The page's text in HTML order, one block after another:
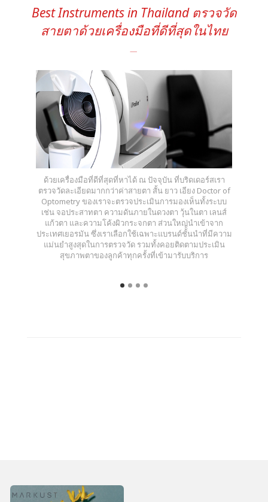
Best Instruments in Thailand ตรวจวัด
สายตาด้วยเครื่องมือที่ดีที่สุดในไทย
ด้วยเครื่องมือที่ดีที่สุดที่หาได้ ณ ปัจจุบัน ที่บริดเดอร์สเรา
ตรวจวัดละเอียดมากกว่าค่าสายตา สั้น ยาว เอียง Doctor of
Optometry ของเราจะตรวจประเมินการมองเห็นทั้งระบบ
เช่น จอประสาทตา ความดันภายในดวงตา วุ้นในตา เลนส์
แก้วตา และความโค้งผิวกระจกตา ส่วนใหญ่นำเข้าจาก
ประเทศเยอรมัน ซึ่งเราเลือกใช้เฉพาะแบรนด์ชั้นนำที่มีความ
แม่นยำสูงสุดในการตรวจวัด รวมทั้งคอยติดตามประเมิน
สุขภาพตาของลูกค้าทุกครั้งที่เข้ามารับบริการ